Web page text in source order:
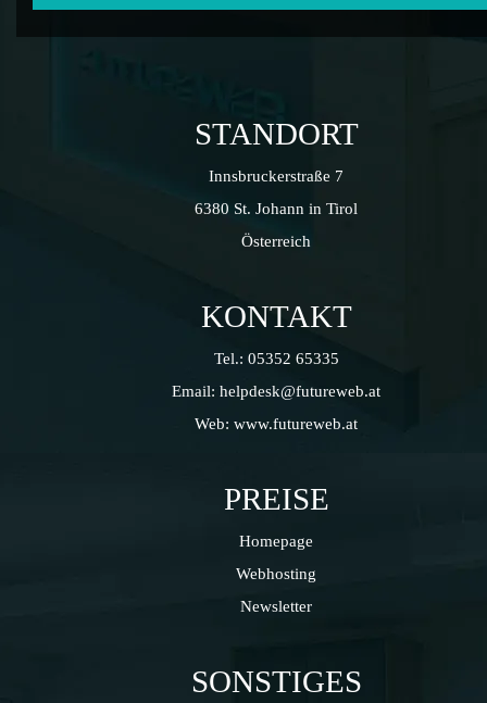
STANDORT
Innsbruckerstraße 7
6380 St. Johann in Tirol
Österreich
KONTAKT
Tel.: 05352 65335
Email: helpdesk@futureweb.at
Web: www.futureweb.at
PREISE
Homepage
Webhosting
Newsletter
SONSTIGES